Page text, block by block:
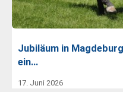
Jubiläum in
ein…
17. Juni 2026